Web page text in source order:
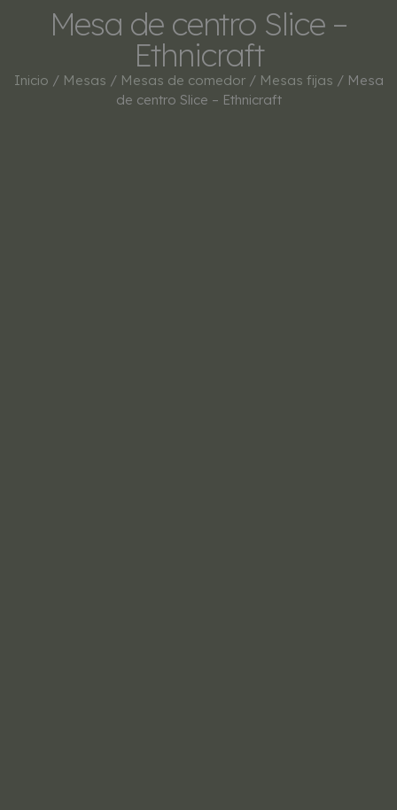
Mesa de centro Slice –
Ethnicraft
Inicio / Mesas / Mesas de comedor/ Mesas fijas / Mesa
de centro Slice – Ethnicraft